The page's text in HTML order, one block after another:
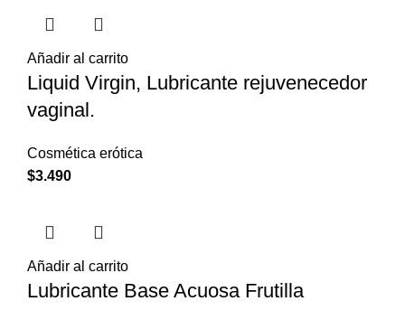
Añadir al carrito
Liquid Virgin, Lubricante rejuvenecedor
vaginal.
Cosmética erótica
$3.490
Añadir al carrito
Lubricante Base Acuosa Frutilla